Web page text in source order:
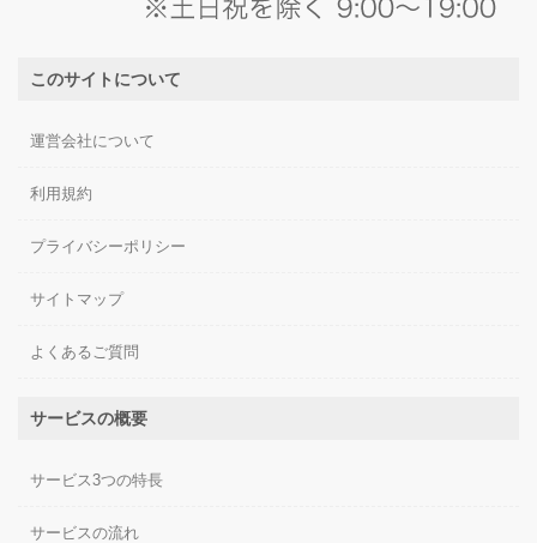
このサイトについて
運営会社について
利用規約
プライバシーポリシー
サイトマップ
よくあるご質問
サービスの概要
サービス3つの特長
サービスの流れ